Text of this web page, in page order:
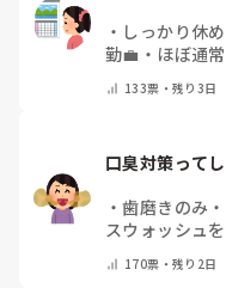
・ しっかり休
勤💼 ・ ほぼ通
133票・残り3日
口臭対策って
・歯磨きのみ ・
スウォッシュ
の他(コメント
170票・残り2日